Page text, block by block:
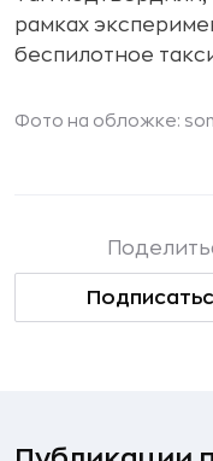
рамках
беспилотное
Фото на обложке: